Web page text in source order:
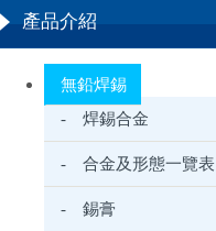
產品介紹
無鉛焊錫
- 焊錫合金
- 合金及形態一覽表
- 錫膏